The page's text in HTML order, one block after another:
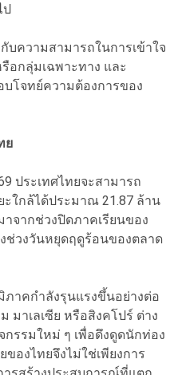
ป
บความสามารถในการเข้าใจ
อกลุ่มเฉพาะทาง และ
โจทย์ความต้องการของ
ย
ประเทศไทยจะสามารถ
ะใกล้ได้ประมาณ 21.87 ล้าน
จากช่วงปิดภาคเรียนของ
ช่วงวันหยุดฤดูร้อนของตลาด
าคกำลังรุนแรงขึ้นอย่างต่อ
มาเลเซีย หรือสิงคโปร์ ต่าง
กรรมใหม่ ๆ เพื่อดึงดูดนักท่อง
องไทยจึงไม่ใช่เพียงการ